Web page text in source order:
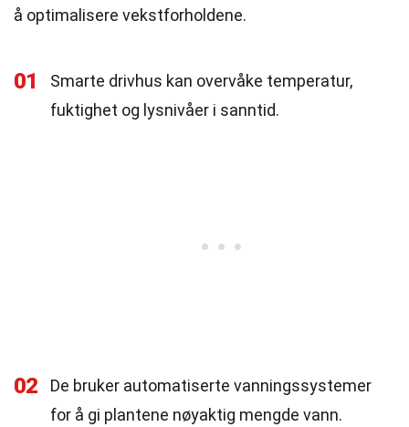
å optimalisere vekstforholdene.
01
Smarte drivhus kan overvåke temperatur,
fuktighet og lysnivåer i sanntid.
02
De bruker automatiserte vanningssystemer
for å gi plantene nøyaktig mengde vann.